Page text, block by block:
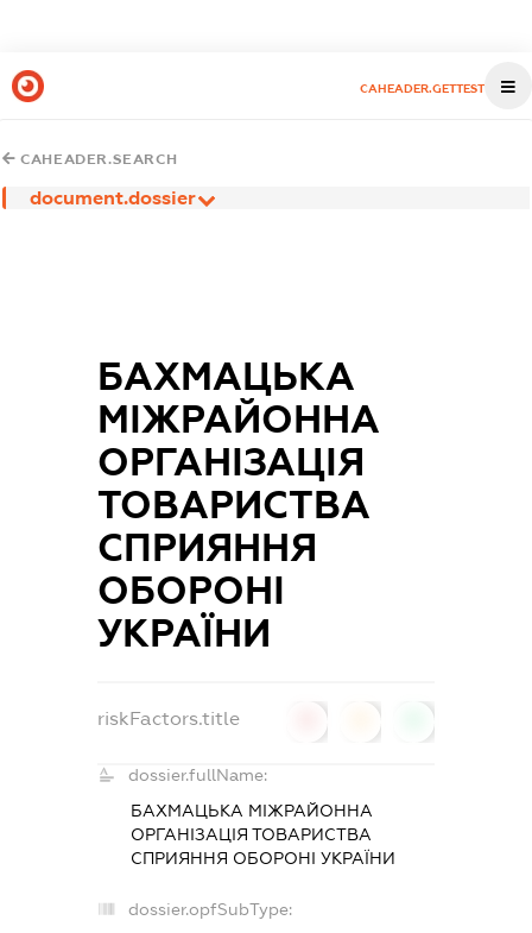
CAHEADER.GETTEST
CAHEADER.SEARCH
document.dossier
БАХМАЦЬКА
МІЖРАЙОННА
ОРГАНІЗАЦІЯ
ТОВАРИСТВА
СПРИЯННЯ
ОБОРОНІ
УКРАЇНИ
riskFactors.title
dossier.fullName:
БАХМАЦЬКА МІЖРАЙОННА
ОРГАНІЗАЦІЯ ТОВАРИСТВА
СПРИЯННЯ ОБОРОНІ УКРАЇНИ
dossier.opfSubType: